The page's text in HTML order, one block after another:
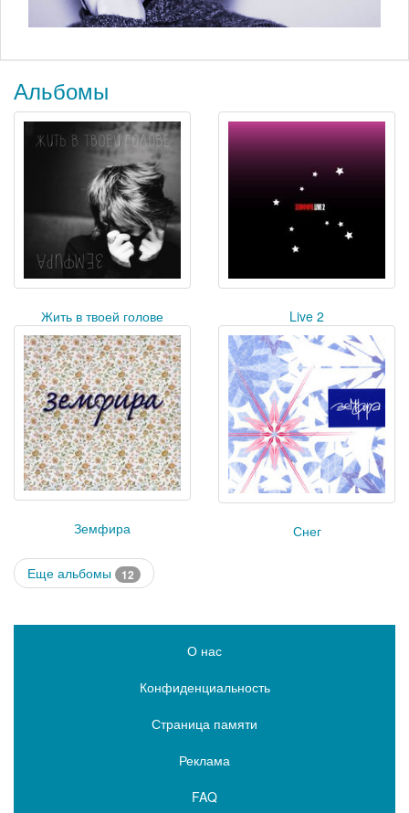
Альбомы
Жить в твоей голове Live 2
Земфира Снег
Еще альбомы 12
О нас
Конфиденциальность
Страница памяти
Реклама
FAQ